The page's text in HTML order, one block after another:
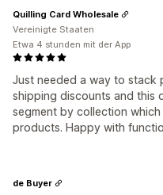
Just needed a way to stack
shipping discounts and this
segment by collection
products. Happy with
Quilling Card Wholesale
Vereinigte Staaten
Etwa 4 stunden mit der App
de Buyer